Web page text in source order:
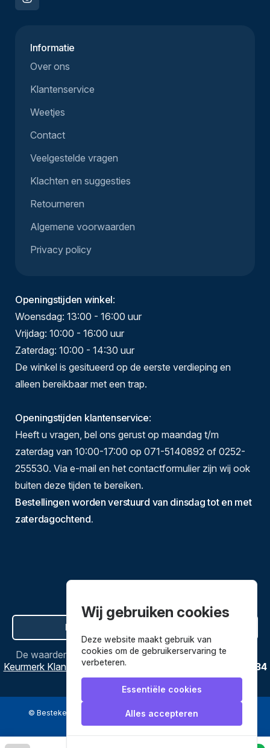
Informatie
Over ons
Klantenservice
Weetjes
Contact
Veelgestelde vragen
Klachten en suggesties
Retourneren
Algemene voorwaarden
Privacy policy
Openingstijden winkel:
Woensdag: 13:00 - 16:00 uur
Vrijdag: 10:00 - 16:00 uur
Zaterdag: 10:00 - 14:30 uur
De winkel is gesitueerd op de eerste verdieping en
alleen bereikbaar met een trap.
Openingstijden klantenservice:
Heeft u vragen, bel ons gerust op maandag t/m
zaterdag van 10:00-17:00 op 071-5140892 of 0252-
255530. Via e-mail en het contactformulier zijn wij ook
buiten deze tijden te bereiken.
Bestellingen worden verstuurd van dinsdag tot en met
zaterdagochtend.
Hier de overeenkomst ontbinden
De waardering vanBestekenpannen.nlbijWebwinkel
Keurmerk Klantbeoordelingen
3634
reviews.
© Bestekenpannen.nl 2026 een webshop van
Wij gebruiken cookies
Deze website maakt gebruik van
cookies om de gebruikerservaring te
verbeteren.
Essentiële cookies
Alles accepteren